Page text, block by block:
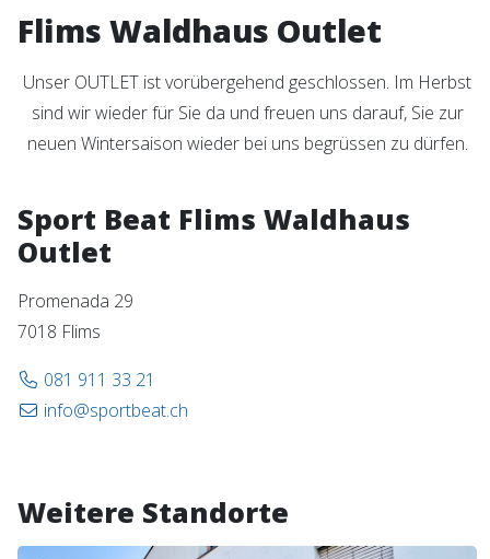
Flims Waldhaus Outlet
Unser OUTLET ist vorübergehend geschlossen. Im Herbst
sind wir wieder für Sie da und freuen uns darauf, Sie zur
neuen Wintersaison wieder bei uns begrüssen zu dürfen.
Sport Beat Flims Waldhaus
Outlet
Promenada 29
7018 Flims
081 911 33 21
info@sportbeat.ch
Weitere Standorte